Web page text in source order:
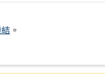
中考社團停課通知
。